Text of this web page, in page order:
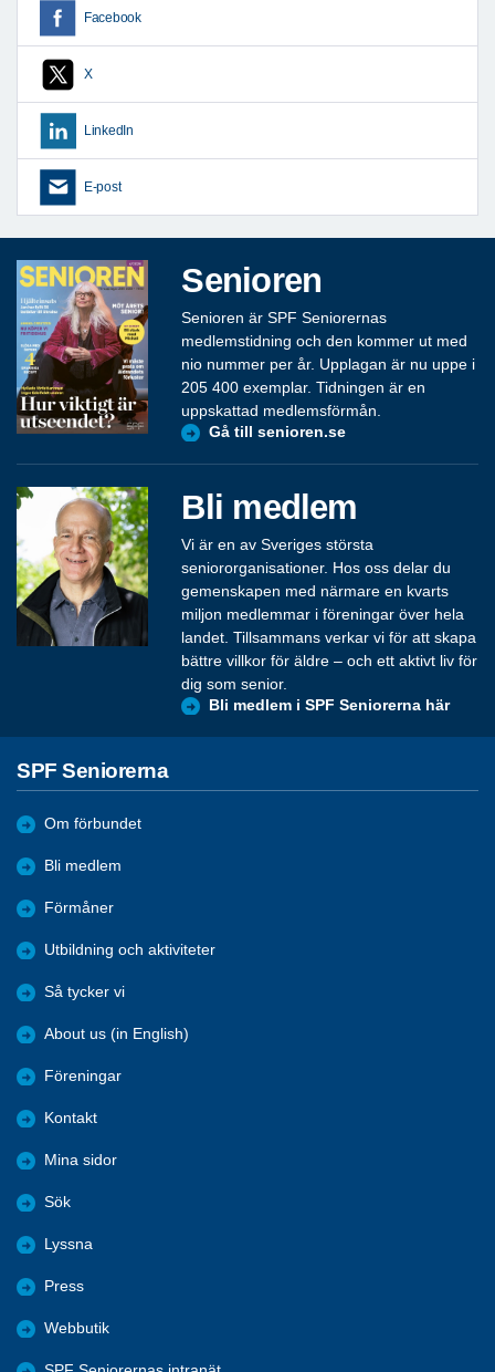
Facebook
X
LinkedIn
E-post
Senioren
Senioren är SPF Seniorernas
medlemstidning och den kommer ut med
nio nummer per år. Upplagan är nu uppe i
205 400 exemplar. Tidningen är en
uppskattad medlemsförmån.
Gå till senioren.se
Bli medlem
Vi är en av Sveriges största
seniororganisationer. Hos oss delar du
gemenskapen med närmare en kvarts
miljon medlemmar i föreningar över hela
landet. Tillsammans verkar vi för att skapa
bättre villkor för äldre – och ett aktivt liv för
dig som senior.
Bli medlem i SPF Seniorerna här
SPF Seniorerna
Om förbundet
Bli medlem
Förmåner
Utbildning och aktiviteter
Så tycker vi
About us (in English)
Föreningar
Kontakt
Mina sidor
Sök
Lyssna
Press
Webbutik